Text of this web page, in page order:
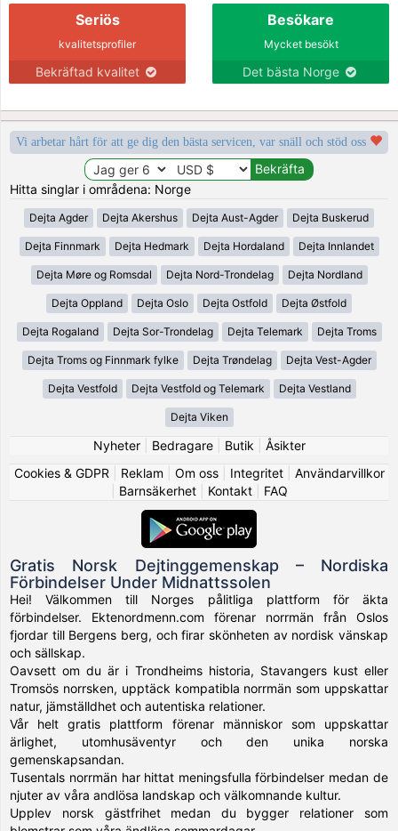
Seriös
kvalitetsprofiler
Bekräftad kvalitet
Besökare
Mycket besökt
Det bästa Norge
Vi arbetar hårt för att ge dig den bästa servicen, var snäll och stöd oss
Hitta singlar i områdena: Norge
Dejta Agder Dejta Akershus Dejta Aust-Agder Dejta Buskerud
Dejta Finnmark Dejta Hedmark Dejta Hordaland Dejta Innlandet
Dejta Møre og Romsdal Dejta Nord-Trondelag Dejta Nordland
Dejta Oppland Dejta Oslo Dejta Ostfold Dejta Østfold
Dejta Rogaland Dejta Sor-Trondelag Dejta Telemark Dejta Troms
Dejta Troms og Finnmark fylke Dejta Trøndelag Dejta Vest-Agder
Dejta Vestfold Dejta Vestfold og Telemark Dejta Vestland
Dejta Viken
Nyheter| Bedragare| Butik
Åsikter
Cookies & GDPR
Reklam Om oss| Integritet| Användarvillkor
Barnsäkerhet| Kontakt| FAQ
Gratis Norsk Dejtinggemenskap – Nordiska
Förbindelser Under Midnattssolen
Hei! Välkommen till Norges pålitliga plattform för äkta
förbindelser. Ektenordmenn.com förenar norrmän från Oslos
fjordar till Bergens berg, och firar skönheten av nordisk vänskap
och sällskap.
Oavsett om du är i Trondheims historia, Stavangers kust eller
Tromsös norrsken, upptäck kompatibla norrmän som uppskattar
natur, jämställdhet och autentiska relationer.
Vår helt gratis plattform förenar människor som uppskattar
ärlighet, utomhusäventyr och den unika norska
gemenskapsandan.
Tusentals norrmän har hittat meningsfulla förbindelser medan de
njuter av våra andlösa landskap och välkomnande kultur.
Upplev norsk gästfrihet medan du bygger relationer som